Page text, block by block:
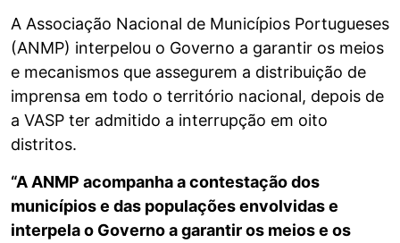
A Associação Nacional de Municípios Portugueses
(ANMP) interpelou o Governo a garantir os meios
e mecanismos que assegurem a distribuição de
imprensa em todo o território nacional, depois de
a VASP ter admitido a interrupção em oito
distritos.
“A ANMP acompanha a contestação dos
municípios e das populações envolvidas e
interpela o Governo a garantir os meios e os